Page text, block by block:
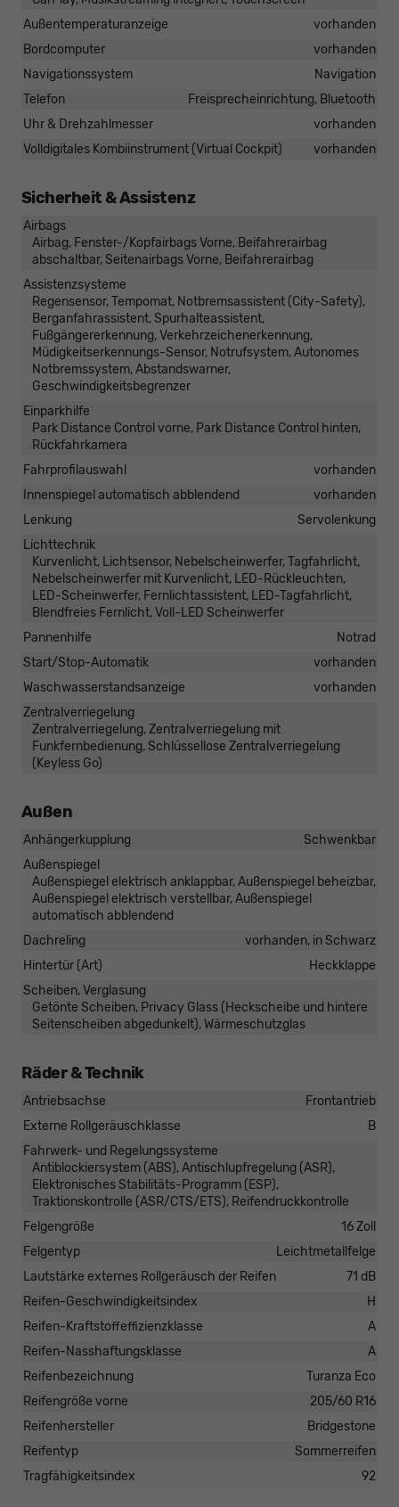
Außentemperaturanzeige
vorhanden
Bordcomputer
vorhanden
Navigationssystem
Navigation
Telefon
Freisprecheinrichtung, Bluetooth
Uhr & Drehzahlmesser
vorhanden
Volldigitales Kombiinstrument (Virtual Cockpit)
vorhanden
Sicherheit & Assistenz
Airbags
Airbag, Fenster-/Kopfairbags Vorne, Beifahrerairbag
abschaltbar, Seitenairbags Vorne, Beifahrerairbag
Assistenzsysteme
Regensensor, Tempomat, Notbremsassistent (City-Safety),
Berganfahrassistent, Spurhalteassistent,
Fußgängererkennung, Verkehrzeichenerkennung,
Müdigkeitserkennungs-Sensor, Notrufsystem, Autonomes
Notbremssystem, Abstandswarner,
Geschwindigkeitsbegrenzer
Einparkhilfe
Park Distance Control vorne, Park Distance Control hinten,
Rückfahrkamera
Fahrprofilauswahl
vorhanden
Innenspiegel automatisch abblendend
vorhanden
Lenkung
Servolenkung
Lichttechnik
Kurvenlicht, Lichtsensor, Nebelscheinwerfer, Tagfahrlicht,
Nebelscheinwerfer mit Kurvenlicht, LED-Rückleuchten,
LED-Scheinwerfer, Fernlichtassistent, LED-Tagfahrlicht,
Blendfreies Fernlicht, Voll-LED Scheinwerfer
Pannenhilfe
Notrad
Start/Stop-Automatik
vorhanden
Waschwasserstandsanzeige
vorhanden
Zentralverriegelung
Zentralverriegelung, Zentralverriegelung mit
Funkfernbedienung, Schlüssellose Zentralverriegelung
(Keyless Go)
Außen
Anhängerkupplung
Schwenkbar
Außenspiegel
Außenspiegel elektrisch anklappbar, Außenspiegel beheizbar,
Außenspiegel elektrisch verstellbar, Außenspiegel
automatisch abblendend
Dachreling
vorhanden, in Schwarz
Hintertür (Art)
Heckklappe
Scheiben, Verglasung
Getönte Scheiben, Privacy Glass (Heckscheibe und hintere
Seitenscheiben abgedunkelt), Wärmeschutzglas
Räder & Technik
Antriebsachse
Frontantrieb
Externe Rollgeräuschklasse
B
Fahrwerk- und Regelungssysteme
Antiblockiersystem (ABS), Antischlupfregelung (ASR),
Elektronisches Stabilitäts-Programm (ESP),
Traktionskontrolle (ASR/CTS/ETS), Reifendruckkontrolle
Felgengröße
16 Zoll
Felgentyp
Leichtmetallfelge
Lautstärke externes Rollgeräusch der Reifen
71 dB
Reifen-Geschwindigkeitsindex
H
Reifen-Kraftstoffeffizienzklasse
A
Reifen-Nasshaftungsklasse
A
Reifenbezeichnung
Turanza Eco
Reifengröße vorne
205/60 R16
Reifenhersteller
Bridgestone
Reifentyp
Sommerreifen
Tragfähigkeitsindex
92